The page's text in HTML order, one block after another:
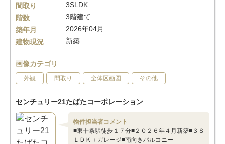
間取り
3SLDK
階数
3階建て
築年月
2026年04月
建物現況
新築
画像カテゴリ
外観 間取り 全体区画図 その他
センチュリー21たばたコーポレーション
物件担当者コメント
■東十条駅徒歩１７分■２０２６年４月新築■３Ｓ
ＬＤＫ＋ガレージ■南向きバルコニー